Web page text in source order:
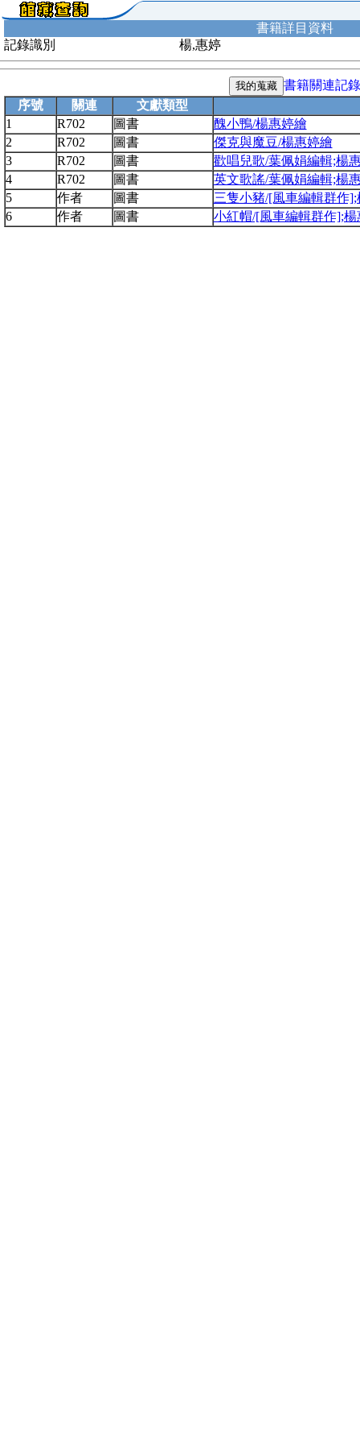
書籍詳目資料
記錄識別
楊,惠婷
書籍關連記錄
序號
關連
文獻類型
1
R702 圖書
醜小鴨/楊惠婷繪
2
R702 圖書
傑克與魔豆/楊惠婷繪
3
R702 圖書
歡唱兒歌/葉佩娟編輯;楊
4
R702 圖書
英文歌謠/葉佩娟編輯;楊
5
作者 圖書
三隻小豬/[風車編輯群作];
6
作者 圖書 小紅帽/[風車編輯群作];楊